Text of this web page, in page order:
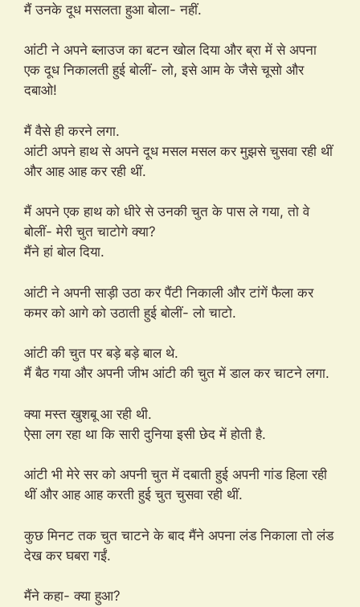
मैं उनके दूध मसलता हुआ बोला- नहीं.
आंटी ने अपने ब्लाउज का बटन खोल दिया और ब्रा में से अपना
एक दूध निकालती हुई बोलीं- लो, इसे आम के जैसे चूसो और
दबाओ!
मैं वैसे ही करने लगा.
आंटी अपने हाथ से अपने दूध मसल मसल कर मुझसे चुसवा रही थीं
और आह आह कर रही थीं.
मैं अपने एक हाथ को धीरे से उनकी चुत के पास ले गया, तो वे
बोलीं- मेरी चुत चाटोगे क्या?
मैंने हां बोल दिया.
आंटी ने अपनी साड़ी उठा कर पैंटी निकाली और टांगें फैला कर
कमर को आगे को उठाती हुई बोलीं- लो चाटो.
आंटी की चुत पर बड़े बड़े बाल थे.
मैं बैठ गया और अपनी जीभ आंटी की चुत में डाल कर चाटने लगा.
क्या मस्त खुशबू आ रही थी.
ऐसा लग रहा था कि सारी दुनिया इसी छेद में होती है.
आंटी भी मेरे सर को अपनी चुत में दबाती हुई अपनी गांड हिला रही
थीं और आह आह करती हुई चुत चुसवा रही थीं.
कुछ मिनट तक चुत चाटने के बाद मैंने अपना लंड निकाला तो लंड
देख कर घबरा गईं.
मैंने कहा- क्या हुआ?